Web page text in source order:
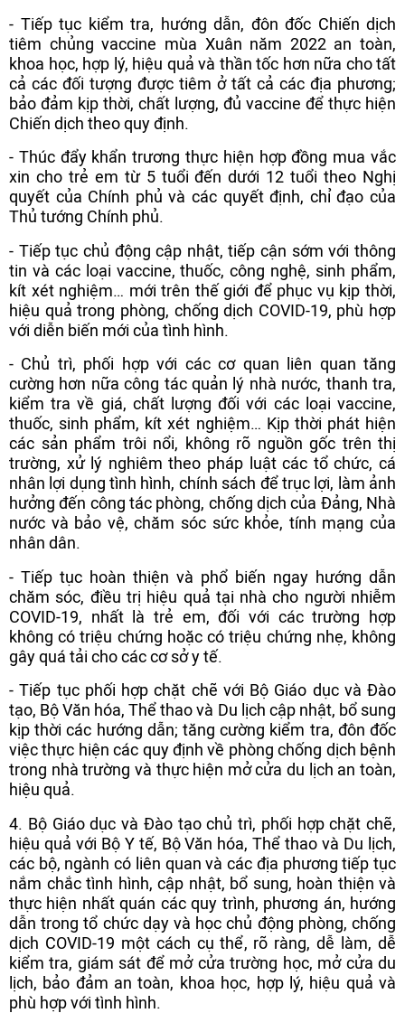
- Tiếp tục kiểm tra, hướng dẫn, đôn đốc Chiến dịch
tiêm chủng vaccine mùa Xuân năm 2022 an toàn,
khoa học, hợp lý, hiệu quả và thần tốc hơn nữa cho tất
cả các đối tượng được tiêm ở tất cả các địa phương;
bảo đảm kịp thời, chất lượng, đủ vaccine để thực hiện
Chiến dịch theo quy định.
- Thúc đẩy khẩn trương thực hiện hợp đồng mua vắc
xin cho trẻ em từ 5 tuổi đến dưới 12 tuổi theo Nghị
quyết của Chính phủ và các quyết định, chỉ đạo của
Thủ tướng Chính phủ.
- Tiếp tục chủ động cập nhật, tiếp cận sớm với thông
tin và các loại vaccine, thuốc, công nghệ, sinh phẩm,
kít xét nghiệm… mới trên thế giới để phục vụ kịp thời,
hiệu quả trong phòng, chống dịch COVID-19, phù hợp
với diễn biến mới của tình hình.
- Chủ trì, phối hợp với các cơ quan liên quan tăng
cường hơn nữa công tác quản lý nhà nước, thanh tra,
kiểm tra về giá, chất lượng đối với các loại vaccine,
thuốc, sinh phẩm, kít xét nghiệm… Kịp thời phát hiện
các sản phẩm trôi nổi, không rõ nguồn gốc trên thị
trường, xử lý nghiêm theo pháp luật các tổ chức, cá
nhân lợi dụng tình hình, chính sách để trục lợi, làm ảnh
hưởng đến công tác phòng, chống dịch của Đảng, Nhà
nước và bảo vệ, chăm sóc sức khỏe, tính mạng của
nhân dân.
- Tiếp tục hoàn thiện và phổ biến ngay hướng dẫn
chăm sóc, điều trị hiệu quả tại nhà cho người nhiễm
COVID-19, nhất là trẻ em, đối với các trường hợp
không có triệu chứng hoặc có triệu chứng nhẹ, không
gây quá tải cho các cơ sở y tế.
- Tiếp tục phối hợp chặt chẽ với Bộ Giáo dục và Đào
tạo, Bộ Văn hóa, Thể thao và Du lịch cập nhật, bổ sung
kịp thời các hướng dẫn; tăng cường kiểm tra, đôn đốc
việc thực hiện các quy định về phòng chống dịch bệnh
trong nhà trường và thực hiện mở cửa du lịch an toàn,
hiệu quả.
4. Bộ Giáo dục và Đào tạo chủ trì, phối hợp chặt chẽ,
hiệu quả với Bộ Y tế, Bộ Văn hóa, Thể thao và Du lịch,
các bộ, ngành có liên quan và các địa phương tiếp tục
nắm chắc tình hình, cập nhật, bổ sung, hoàn thiện và
thực hiện nhất quán các quy trình, phương án, hướng
dẫn trong tổ chức dạy và học chủ động phòng, chống
dịch COVID-19 một cách cụ thể, rõ ràng, dễ làm, dễ
kiểm tra, giám sát để mở cửa trường học, mở cửa du
lịch, bảo đảm an toàn, khoa học, hợp lý, hiệu quả và
phù hợp với tình hình.